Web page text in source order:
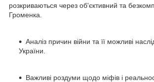
розкриваються через об'єктивний та
Громенка.
Аналіз причин війни та її можливі
України.
Важливі роздуми щодо міфів і